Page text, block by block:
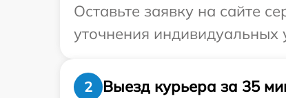
Оставьте заявку на сайте
уточнения индивидуальных
2
Выезд курьера за 35